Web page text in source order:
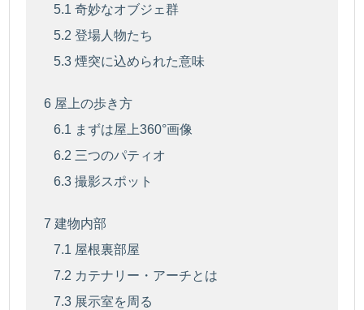
5.1 奇妙なオブジェ群
5.2 登場人物たち
5.3 煙突に込められた意味
6 屋上の歩き方
6.1 まずは屋上360°画像
6.2 三つのパティオ
6.3 撮影スポット
7 建物内部
7.1 屋根裏部屋
7.2 カテナリー・アーチとは
7.3 展示室を周る